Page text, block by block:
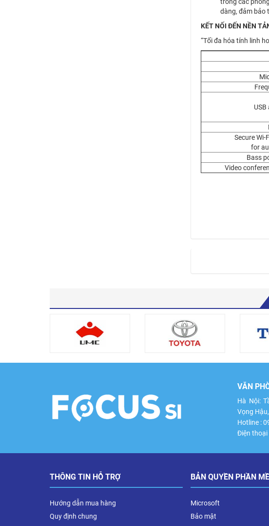
trong các
dàng, đảm bảo
KẾT NỐI ĐẾN NỀN
“Tối đa hóa tính linh
Secure
for
Bass
Video
VĂN
Hà Nội:
Vọng
Hotline :
Điện thoại
THÔNG TIN HỖ TRỢ
Hướng dẫn mua hàng
Quy định chung
BẢN QUYỀN PHẦN
Microsoft
Bảo mật